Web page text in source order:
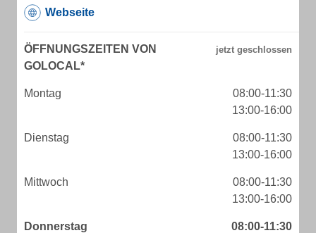
Webseite
ÖFFNUNGSZEITEN VON
GOLOCAL*
Montag
08:00-11:30
13:00-16:00
Dienstag
08:00-11:30
13:00-16:00
Mittwoch
08:00-11:30
13:00-16:00
Donnerstag
08:00-11:30